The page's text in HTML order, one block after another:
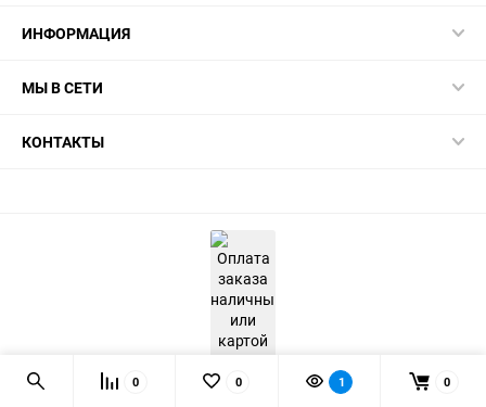
ИНФОРМАЦИЯ
МЫ В СЕТИ
КОНТАКТЫ
0 0 1 0